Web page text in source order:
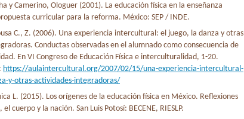
y Camerino, Ologuer (2001). La educación física en la enseñanza
curricular para la reforma. México: SEP / INDE.
C., Z. (2006). Una experiencia intercultural: el juego, la danza y otras
Conductas observadas en el alumnado como consecuencia de
En VI Congreso de Educación Física e interculturalidad, 1-20.
https://aulaintercultural.org/2007/02/15/una-experiencia-intercultural-
y-otras-actividades-integradoras/
L. (2015). Los orígenes de la educación física en México. Reflexiones
cuerpo y la nación. San Luis Potosí: BECENE, RIESLP.